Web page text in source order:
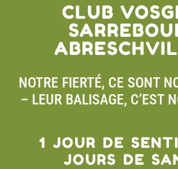
CLUB
NOTRE FIERTÉ, CE SONT
– LEUR BALISAGE, C’EST
1 JOUR DE
JOURS DE